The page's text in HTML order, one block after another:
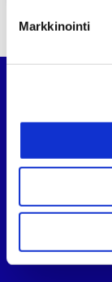
Markkinointi
satl@satl.fi
Toimihenkilöt
SATL SATL